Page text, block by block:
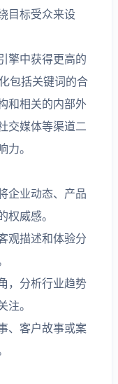
目标受众来设
中获得更高的
包括关键词的合
和相关的内部外
交媒体等渠道二
。
业动态、产品
威感。
描述和体验分
分析行业趋势
。
客户故事或案